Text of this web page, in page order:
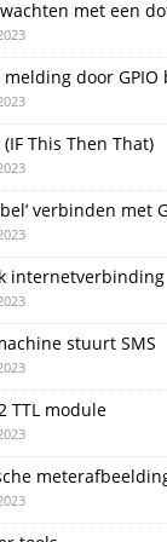
met een
melding door
(IF This Then That)
verbinden met
internetverbinding
stuurt SMS
TTL module